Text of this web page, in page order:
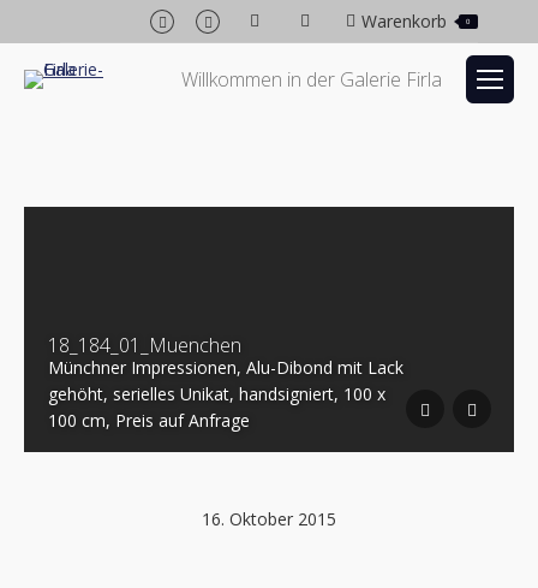
Facebook
page
opens
Instagram
page
opens
in
Warenkorb 0
Willkommen in der Galerie Firla
18_184_01_Muenchen
Münchner Impressionen, Alu-Dibond mit Lack
gehöht, serielles Unikat, handsigniert, 100 x
100 cm, Preis auf Anfrage
16. Oktober 2015